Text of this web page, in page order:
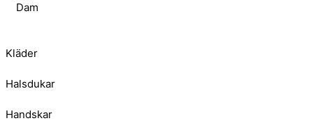
Dam
Kläder
Halsdukar
Handskar